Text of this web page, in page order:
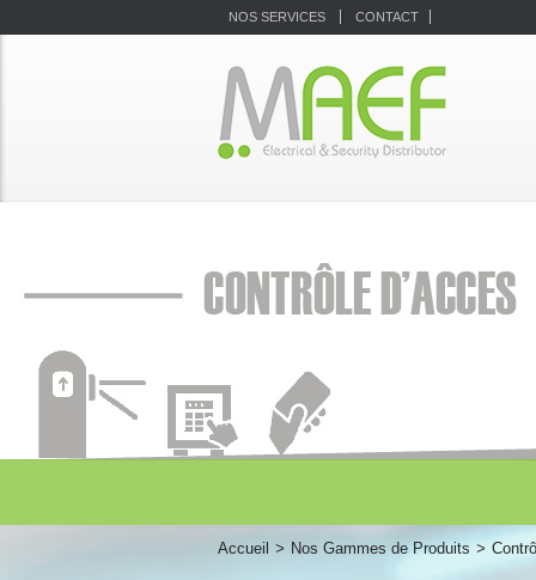
NOS SERVICES CONTACT
Accueil > Nos Gammes de Produits >